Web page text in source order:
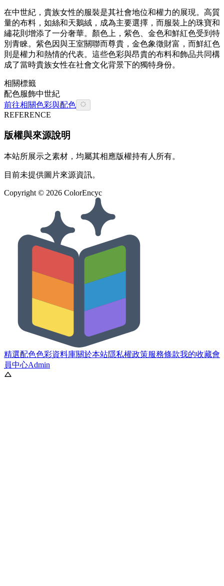
在中世紀，貴族女性的服裝是其社會地位和權力的展現。高質
量的布料，如絲和天鵝絨，成為主要選擇，而服裝上的珠寶和
繡花則增添了一分奢華。顏色上，紫色、金色和鮮紅色受到特
別青睞。紫色因與王室關聯而尊貴，金色象徵財富，而鮮紅色
則是權力和熱情的代表。這些色彩與昂貴的布料和飾品共同構
成了當時貴族女性在社會文化背景下的獨特身份。
相關標籤
配色服飾中世紀
前往相關色彩與配色
REFERENCE
版權與來源說明
本站所展示之素材，均屬其相應版權持有人所有。
目前未提供圖片來源資訊。
Copyright © 2026 ColorEncyc
精選配色色彩資料庫關於本站隱私權政策服務條款我的收藏會
員中心Admin